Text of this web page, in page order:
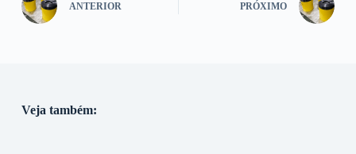
ANTERIOR PRÓXIMO
Veja também: